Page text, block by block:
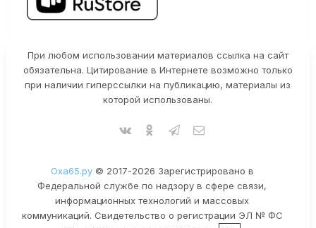
При любом использовании материалов ссылка на сайт
обязательна. Цитирование в Интернете возможно только
при наличии гиперссылки на публикацию, материалы из
которой использованы.
Оха65.ру© 2017-2026 Зарегистрировано в
Федеральной службе по надзору в сфере связи,
информационных технологий и массовых
коммуникаций. Свидетельство о регистрации ЭЛ № ФС